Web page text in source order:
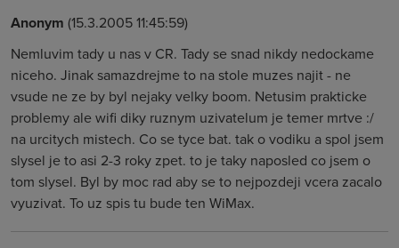
Anonym (15.3.2005 11:45:59)
Nemluvim tady u nas v CR. Tady se snad nikdy nedockame
niceho. Jinak samazdrejme to na stole muzes najit - ne
vsude ne ze by byl nejaky velky boom. Netusim prakticke
problemy ale wifi diky ruznym uzivatelum je temer mrtve :/
na urcitych mistech. Co se tyce bat. tak o vodiku a spol jsem
slysel je to asi 2-3 roky zpet. to je taky naposled co jsem o
tom slysel. Byl by moc rad aby se to nejpozdeji vcera zacalo
vyuzivat. To uz spis tu bude ten WiMax.